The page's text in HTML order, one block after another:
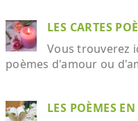
LES CARTES
Vous trouverez
poèmes d'amour ou
LES POÈMES